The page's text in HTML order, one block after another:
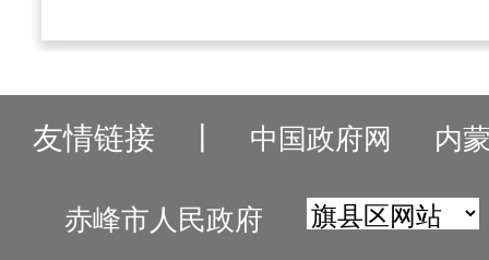
友情链接 中国政府网 内
赤峰市人民政府